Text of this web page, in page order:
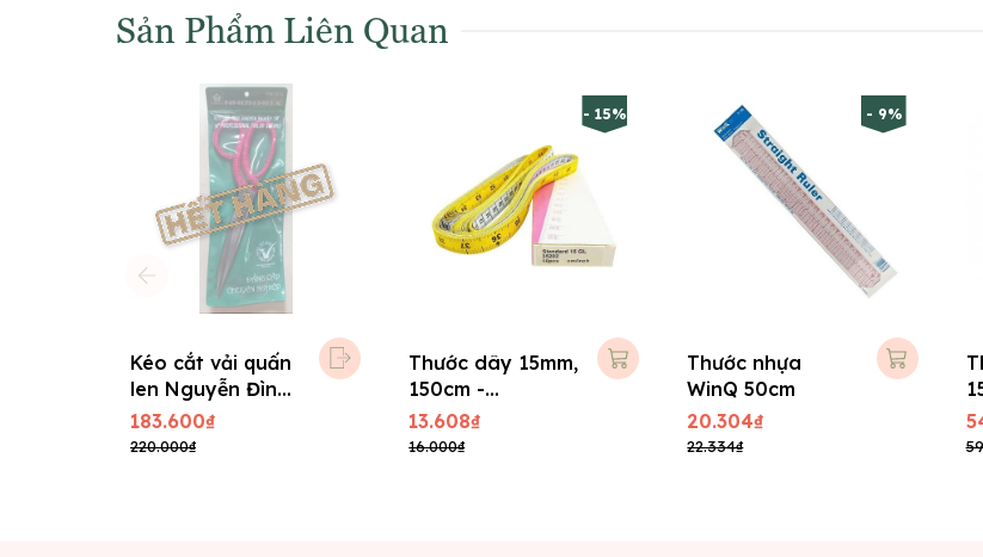
Sản Phẩm Liên Quan
Kéo cắt vải quấn
len Nguyễn Đình
10TR dài 26 cm
183.600₫
220.000₫
- 15%
Thước dây 15mm,
150cm -
Germany
13.608₫
16.000₫
- 9%
Thước nhựa
WinQ 50cm
20.304₫
22.334₫